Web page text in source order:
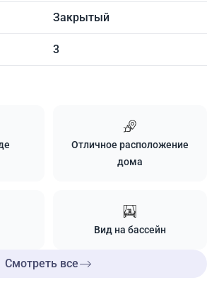
Закрытый
3
Отличное расположение
дома
Вид на бассейн
Смотреть все